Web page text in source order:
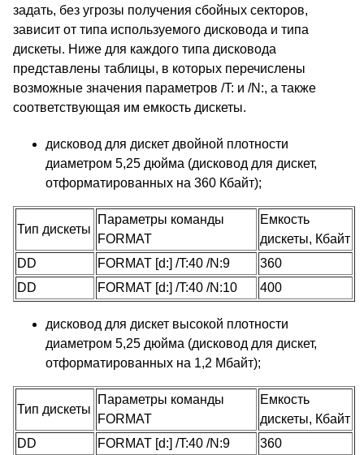
задать, без угрозы получения сбойных секторов,
зависит от типа используемого дисковода и типа
дискеты. Ниже для каждого типа дисковода
представлены таблицы, в которых перечислены
возможные значения параметров /T: и /N:, а также
соответствующая им емкость дискеты.
дисковод для дискет двойной плотности
диаметром 5,25 дюйма (дисковод для дискет,
отформатированных на 360 Кбайт);
Тип дискеты
Параметры команды
FORMAT
Емкость
дискеты, Кбайт
DD
FORMAT [d:] /T:40 /N:9
360
DD
FORMAT [d:] /T:40 /N:10 400
дисковод для дискет высокой плотности
диаметром 5,25 дюйма (дисковод для дискет,
отформатированных на 1,2 Мбайт);
Тип дискеты
Параметры команды
FORMAT
Емкость
дискеты, Кбайт
DD
FORMAT [d:] /T:40 /N:9
360